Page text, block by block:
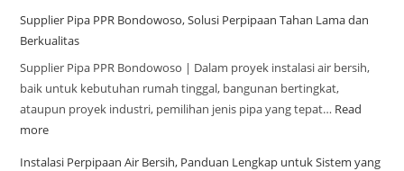
Supplier Pipa PPR Bondowoso, Solusi Perpipaan Tahan Lama dan
Berkualitas
Supplier Pipa PPR Bondowoso | Dalam proyek instalasi air bersih,
baik untuk kebutuhan rumah tinggal, bangunan bertingkat,
ataupun proyek industri, pemilihan jenis pipa yang tepat… Read
more
Instalasi Perpipaan Air Bersih, Panduan Lengkap untuk Sistem yang